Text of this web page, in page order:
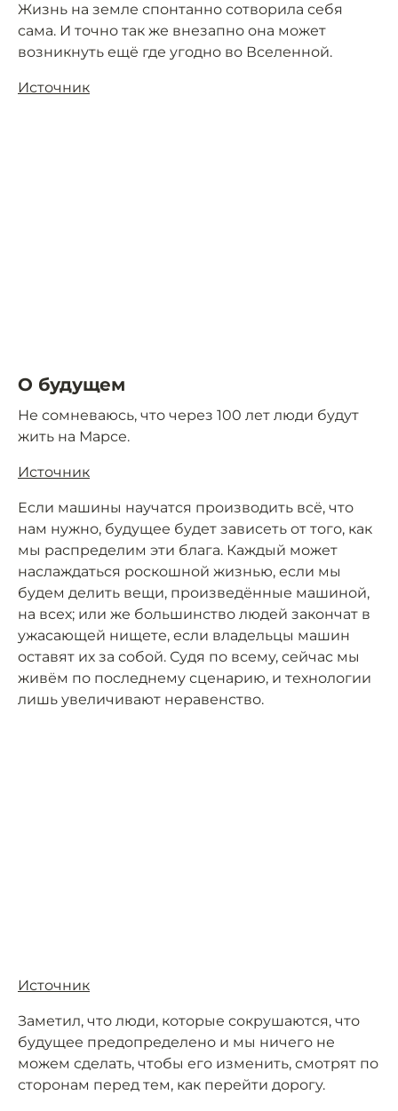
Жизнь на земле спонтанно сотворила себя
сама. И точно так же внезапно она может
возникнуть ещё где угодно во Вселенной.
Источник
О будущем
Не сомневаюсь, что через 100 лет люди будут
жить на Марсе.
Источник
Если машины научатся производить всё, что
нам нужно, будущее будет зависеть от того, как
мы распределим эти блага. Каждый может
наслаждаться роскошной жизнью, если мы
будем делить вещи, произведённые машиной,
на всех; или же большинство людей закончат в
ужасающей нищете, если владельцы машин
оставят их за собой. Судя по всему, сейчас мы
живём по последнему сценарию, и технологии
лишь увеличивают неравенство.
Источник
Заметил, что люди, которые сокрушаются, что
будущее предопределено и мы ничего не
можем сделать, чтобы его изменить, смотрят по
сторонам перед тем, как перейти дорогу.